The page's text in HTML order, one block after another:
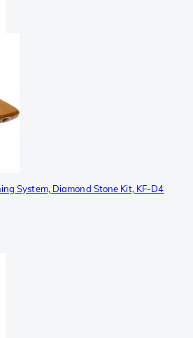
System, Diamond Stone Kit, KF-D4